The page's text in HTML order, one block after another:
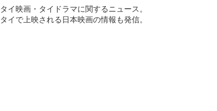
タイ映画・タイドラマに関するニュース。
タイで上映される日本映画の情報も発信。